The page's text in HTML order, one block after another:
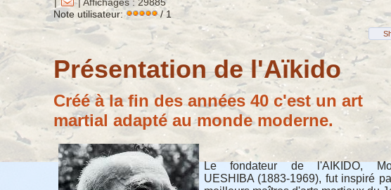
Note utilisateur:
/ 1
Présentation de l'Aïkido
Créé à la fin des années 40 c'est un art
martial adapté au monde moderne.
Le fondateur de l'AIKIDO,
UESHIBA (1883-1969), fut inspiré